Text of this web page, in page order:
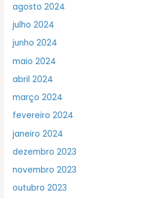
agosto 2024
julho 2024
junho 2024
maio 2024
abril 2024
março 2024
fevereiro 2024
janeiro 2024
dezembro 2023
novembro 2023
outubro 2023